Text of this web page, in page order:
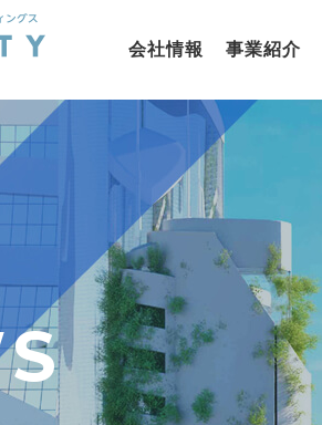
会社情報 事業紹介